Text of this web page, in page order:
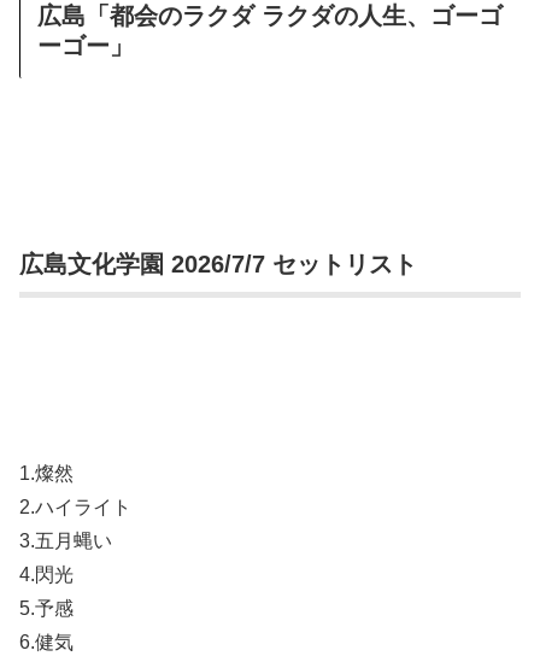
広島「都会のラクダ ラクダの人生、ゴーゴ
ーゴー」
広島文化学園 2026/7/7 セットリスト
1.燦然
2.ハイライト
3.五月蝿い
4.閃光
5.予感
6.健気